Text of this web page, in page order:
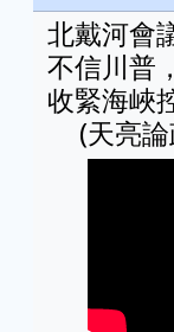
北戴河會
不信川普
收緊海峽
(天亮